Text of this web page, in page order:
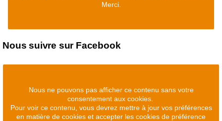
Merci.
Nous suivre sur Facebook
Nous ne pouvons pas afficher ce contenu sans votre
consentement aux cookies.
Pour voir ce contenu, vous devrez mettre à jour vos préférences
en matière de cookies et accepter les cookies de préférence